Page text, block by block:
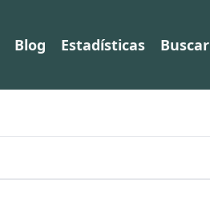
Blog Estadísticas Buscar